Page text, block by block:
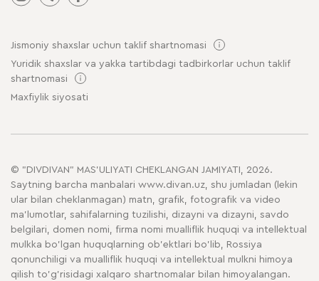
Jismoniy shaxslar uchun taklif shartnomasi
Yuridik shaxslar va yakka tartibdagi tadbirkorlar uchun taklif
shartnomasi
Maxfiylik siyosati
© "DIVDIVAN" MAS'ULIYATI CHEKLANGAN JAMIYATI, 2026.
Saytning barcha manbalari www.divan.uz, shu jumladan (lekin
ular bilan cheklanmagan) matn, grafik, fotografik va video
ma'lumotlar, sahifalarning tuzilishi, dizayni va dizayni, savdo
belgilari, domen nomi, firma nomi mualliflik huquqi va intellektual
mulkka bo'lgan huquqlarning ob'ektlari bo'lib, Rossiya
qonunchiligi va mualliflik huquqi va intellektual mulkni himoya
qilish to'g'risidagi xalqaro shartnomalar bilan himoyalangan.